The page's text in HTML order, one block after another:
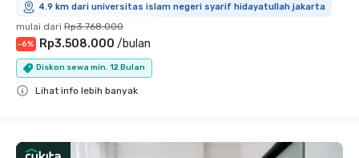
4.9 km dari universitas islam negeri syarif hidayatullah jakarta
mulai dari Rp3.768.000
-6% Rp3.508.000 /bulan
Diskon sewa min. 12 Bulan
Lihat info lebih banyak